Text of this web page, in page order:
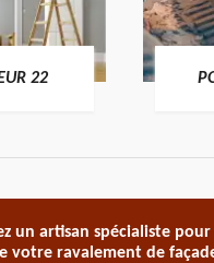
22
un artisan spécialiste pour
votre ravalement de